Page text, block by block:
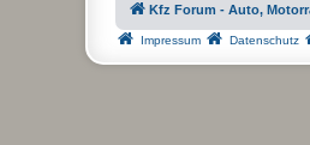
Kfz Forum - Auto,
Impressum Datenschutz